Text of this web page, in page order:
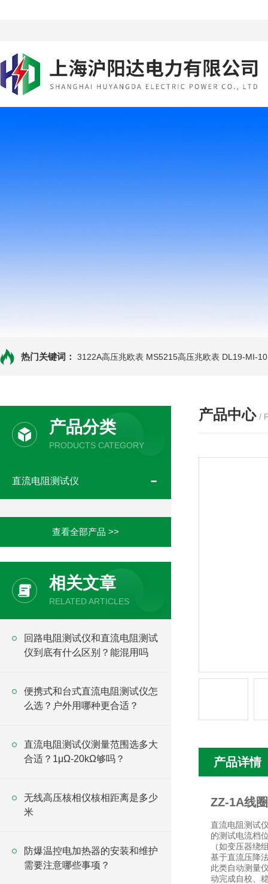
热门关键词： 3122A高压兆欧表 MS5215高压兆欧表 DL19-MI-
产品分类
PRODUCTS CATEGORY
直流电阻测试仪
查看全部产品 >>
相关文章
RELATED ARTICLES
回路电阻测试仪和直流电阻测试
仪到底有什么区别？能混用吗
便携式和台式直流电阻测试仪怎
么选？户外用哪种更合适？
直流电阻测试仪测量范围选多大
合适？1μΩ-20kΩ够吗？
无线高压核相仪核相距离是多少
米
防爆温控电加热器的安装和维护
需要注意哪些事项？
产品中心 /
产品详情
ZZ-1A线
直流电阻测试
的测试电流档
（如变压器绕
基于直流压降
此类自动测量
动完成自校、